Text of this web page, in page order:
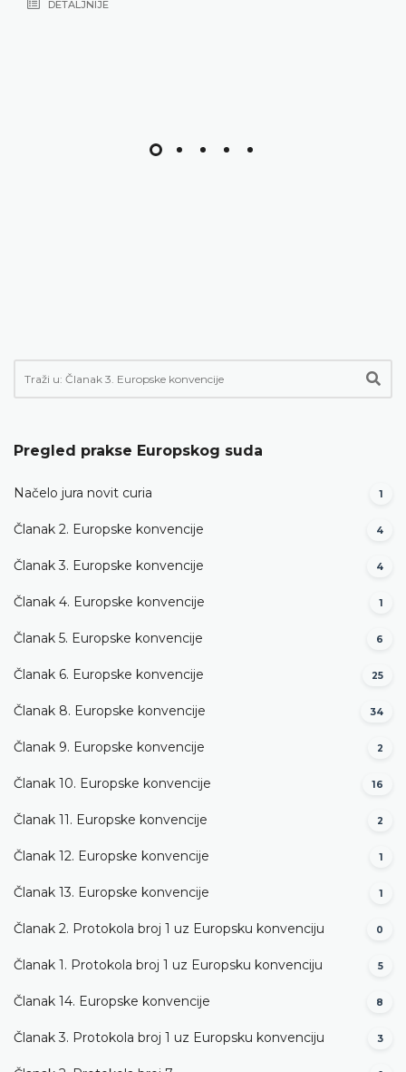
Pregled prakse Europskog suda
Načelo jura novit curia 1
Članak 2. Europske konvencije 4
Članak 3. Europske konvencije 4
Članak 4. Europske konvencije 1
Članak 5. Europske konvencije 6
Članak 6. Europske konvencije 25
Članak 8. Europske konvencije 34
Članak 9. Europske konvencije 2
Članak 10. Europske konvencije 16
Članak 11. Europske konvencije 2
Članak 12. Europske konvencije 1
Članak 13. Europske konvencije 1
Članak 2. Protokola broj 1 uz Europsku konvenciju 0
Članak 1. Protokola broj 1 uz Europsku konvenciju 5
Članak 14. Europske konvencije 8
Članak 3. Protokola broj 1 uz Europsku konvenciju 3